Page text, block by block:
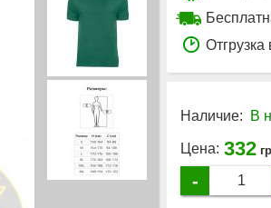
Отгрузка
Наличие: В
Цена: 332
-